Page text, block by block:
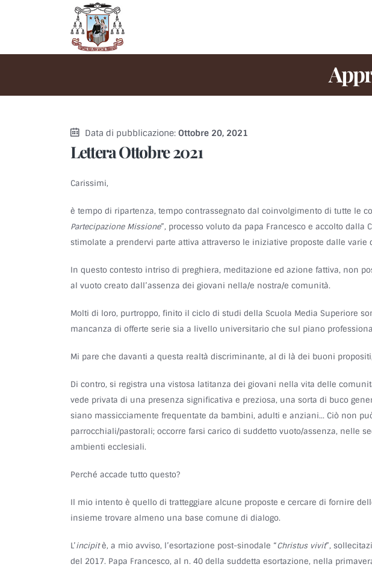
Data di pubblicazione: Ottobre 20, 2021
Lettera Ottobre 2021
Carissimi,
è tempo di ripartenza, tempo contrassegnato dal coinvolgimento di tutte le
Partecipazione Missione”, processo voluto da papa Francesco e accolto
stimolate a prendervi parte attiva attraverso le iniziative proposte dalle varie
In questo contesto intriso di preghiera, meditazione ed azione fattiva, non
al vuoto creato dall’assenza dei giovani nella/e nostra/e comunità.
Molti di loro, purtroppo, finito il ciclo di studi della Scuola Media Superiore
mancanza di offerte serie sia a livello universitario che sul piano
Mi pare che davanti a questa realtà discriminante, al di là dei buoni
Di contro, si registra una vistosa latitanza dei giovani nella vita delle
vede privata di una presenza significativa e preziosa, una sorta di buco
siano massicciamente frequentate da bambini, adulti e anziani… Ciò non
parrocchiali/pastorali; occorre farsi carico di suddetto vuoto/assenza, nelle
ambienti ecclesiali.
Perché accade tutto questo?
Il mio intento è quello di tratteggiare alcune proposte e cercare di fornire
insieme trovare almeno una base comune di dialogo.
L’incipitè, a mio avviso, l’esortazione post-sinodale “Christus vivit”,
del 2017. Papa Francesco, al n. 40 della suddetta esortazione, nella